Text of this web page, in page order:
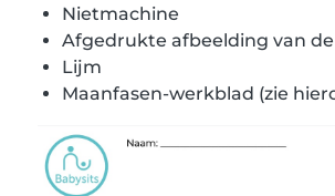
Nietmachine
Afgedrukte afbeelding van
Lijm
Maanfasen-werkblad (zie